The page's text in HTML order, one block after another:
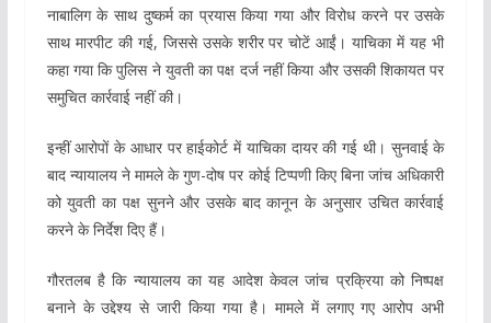
नाबालिग के साथ दुष्कर्म का प्रयास किया गया और विरोध करने पर उसके
साथ मारपीट की गई, जिससे उसके शरीर पर चोटें आईं। याचिका में यह भी
कहा गया कि पुलिस ने युवती का पक्ष दर्ज नहीं किया और उसकी शिकायत पर
समुचित कार्रवाई नहीं की।
इन्हीं आरोपों के आधार पर हाईकोर्ट में याचिका दायर की गई थी। सुनवाई के
बाद न्यायालय ने मामले के गुण-दोष पर कोई टिप्पणी किए बिना जांच अधिकारी
को युवती का पक्ष सुनने और उसके बाद कानून के अनुसार उचित कार्रवाई
करने के निर्देश दिए हैं।
गौरतलब है कि न्यायालय का यह आदेश केवल जांच प्रक्रिया को निष्पक्ष
बनाने के उद्देश्य से जारी किया गया है। मामले में लगाए गए आरोप अभी